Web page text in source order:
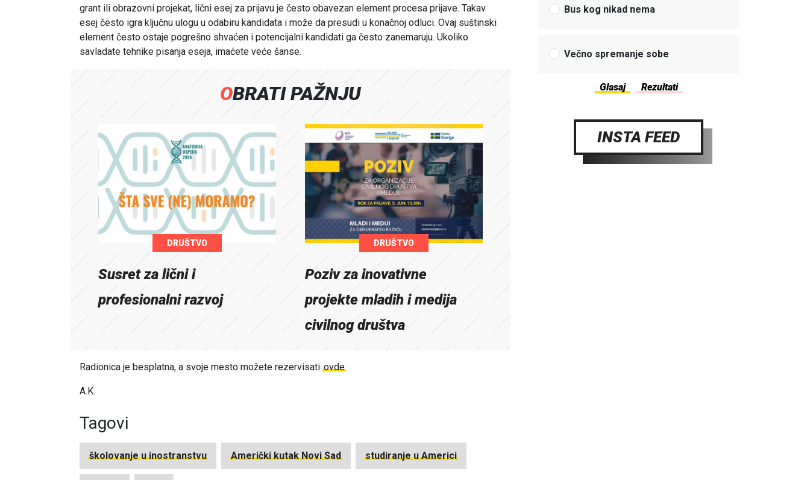
grant ili obrazovni projekat, lični esej za prijavu je često obavezan element procesa prijave. Takav
esej često igra ključnu ulogu u odabiru kandidata i može da presudi u konačnoj odluci. Ovaj suštinski
element često ostaje pogrešno shvaćen i potencijalni kandidati ga često zanemaruju. Ukoliko
savladate tehnike pisanja eseja, imaćete veće šanse.
OBRATI PAŽNJU
DRUŠTVO
Susret za lični i
profesionalni razvoj
DRUŠTVO
Poziv za inovativne
projekte mladih i medija
civilnog društva
Radionica je besplatna, a svoje mesto možete rezervisati ovde
A.K.
Tagovi
školovanje u inostranstvu Američki kutak Novi Sad studiranje u Americi
Bus kog nikad nema
Večno spremanje sobe
INSTA FEED